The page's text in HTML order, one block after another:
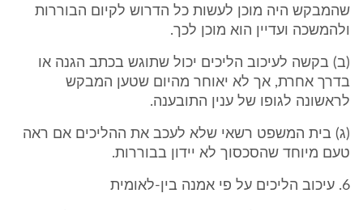
שהמבקש היה מוכן לעשות כל הדרוש לקיום הבוררות
ולהמשכה ועדיין הוא מוכן לכך.
(ב) בקשה לעיכוב הליכים יכול שתוגש בכתב הגנה או
בדרך אחרת, אך לא יאוחר מהיום שטען המבקש
לראשונה לגופו של ענין התובענה.
(ג) בית המשפט רשאי שלא לעכב את ההליכים אם ראה
טעם מיוחד שהסכסוך לא יידון בבוררות.
6. עיכוב הליכים על פי אמנה בין-לאומית